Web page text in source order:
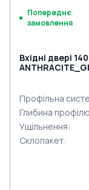
Попереднє
замовлення
Вхідні двері
Профільна
Глибина профілю
Ущільнення:
Склопакет: